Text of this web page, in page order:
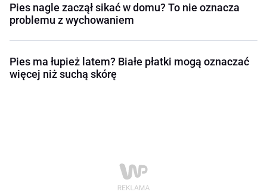
Pies nagle zaczął sikać w domu? To nie oznacza
problemu z wychowaniem
Pies ma łupież latem? Białe płatki mogą oznaczać
więcej niż suchą skórę